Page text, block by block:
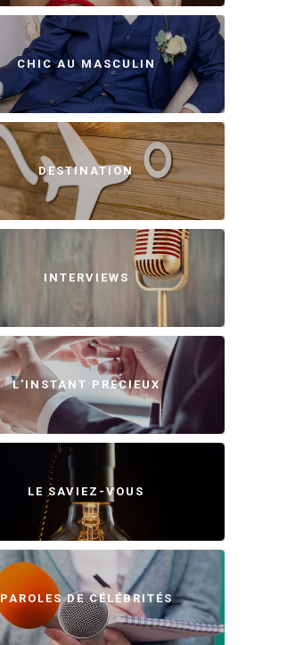
CHIC AU MASCULIN
DESTINATION
INTERVIEWS
L'INSTANT PRÉCIEUX
LE SAVIEZ-VOUS
PAROLES DE CÉLÉBRITÉS